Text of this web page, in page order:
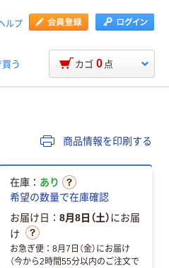
ルプ
う カゴ 0 点
商品情報を印刷する
在庫： あり
希望の数量で在庫確認
お届け日： 8月8日（土）にお届
け
お急ぎ便：8月7日（金）にお届け
（今から2時間55分以内のご注文で